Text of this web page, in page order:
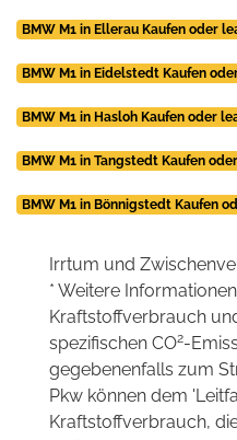
BMW M1 in Ellerau Kaufen oder
BMW M1 in Eidelstedt Kaufen
BMW M1 in Hasloh Kaufen oder
BMW M1 in Tangstedt Kaufen
BMW M1 in Bönnigstedt Kaufen
Irrtum und
* Weitere
Kraftstoffverbrauch
spezifischen CO2-
gegebenenfalls zum
Pkw können dem
Kraftstoffverbrauch,